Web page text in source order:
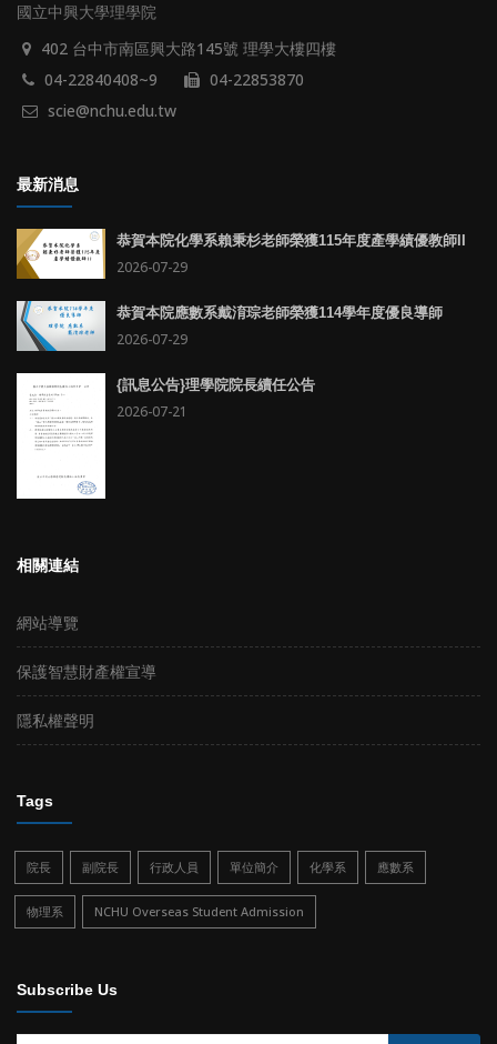
國立中興大學理學院
402 台中市南區興大路145號 理學大樓四樓
04-22840408~9
04-22853870
scie@nchu.edu.tw
最新消息
恭賀本院化學系賴秉杉老師榮獲115年度產學績優教師II
2026-07-29
恭賀本院應數系戴淯琮老師榮獲114學年度優良導師
2026-07-29
{訊息公告}理學院院長續任公告
2026-07-21
相關連結
網站導覽
保護智慧財產權宣導
隱私權聲明
Tags
院長 副院長 行政人員 單位簡介 化學系 應數系
物理系 NCHU Overseas Student Admission
Subscribe Us